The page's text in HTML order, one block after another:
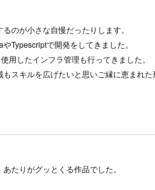
のが小さな自慢だったりします。
Typescriptで開発をしてきました。
用したインフラ管理も行ってきました。
スキルを広げたいと思いご縁に恵まれた
たりがグッとくる作品でした。